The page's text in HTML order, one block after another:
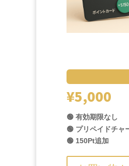
¥5,000
🟢 有効期限なし
🟢 プリペイドチャ
🟢 150Pt追加